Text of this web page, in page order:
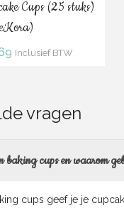
Cups (25 stuks)
Huidige
Inclusief BTW
vragen
cups en waarom
cups geef je je